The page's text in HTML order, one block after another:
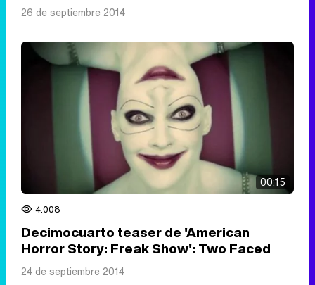
26 de septiembre 2014
00:15
4.008
Decimocuarto teaser de 'American
Horror Story: Freak Show': Two Faced
24 de septiembre 2014